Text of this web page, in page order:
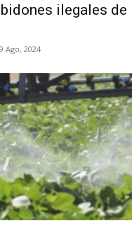
ilegales de
Ago, 2024